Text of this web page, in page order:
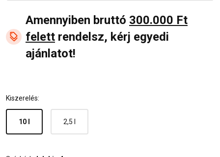
Amennyiben bruttó 300.000 Ft
felett rendelsz, kérj egyedi
ajánlatot!
Kiszerelés:
10 l 2,5 l